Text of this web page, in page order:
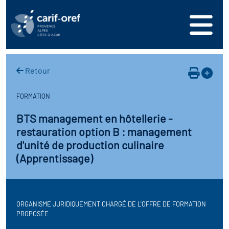
formation
en région
Partenariale de la
(OPC)
votre offre de
Retour
FORMATION
BTS management en hôtellerie -
restauration option B : management
d'unité de production culinaire
(Apprentissage)
ORGANISME JURIDIQUEMENT CHARGÉ DE L'OFFRE DE FORMATION
PROPOSÉE